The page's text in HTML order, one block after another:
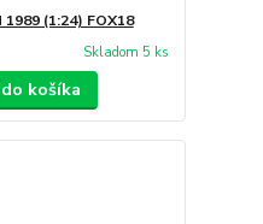
(1:24) FOX18
Skladom 5 ks
košíka